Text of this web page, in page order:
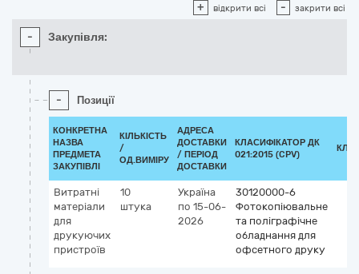
+ відкрити всі - закрити всі
- Закупівля:
- Позиції
КОНКРЕТНА
НАЗВА
ПРЕДМЕТА
ЗАКУПІВЛІ
КІЛЬКІСТЬ
/
ОД.ВИМІРУ
АДРЕСА
ДОСТАВКИ
/ ПЕРІОД
ДОСТАВКИ
КЛАСИФІКАТОР ДК
021:2015 (CPV)
Витратні
матеріали
для
друкуючих
пристроїв
10
штука
Україна
по 15-06-
2026
30120000-6
Фотокопіювальне
та поліграфічне
обладнання для
офсетного друку